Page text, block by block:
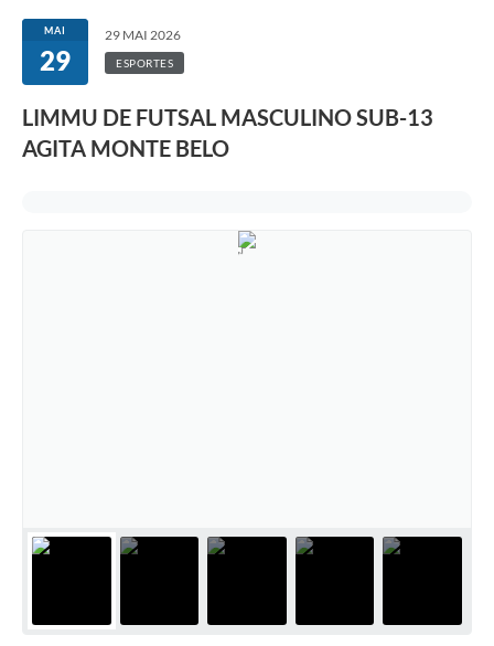
MAI
29
29 MAI 2026
ESPORTES
LIMMU DE FUTSAL MASCULINO SUB-13
AGITA MONTE BELO